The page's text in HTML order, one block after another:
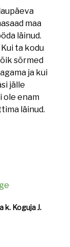
maa
läinud.
ta kodu
sõrmed
ja kui
jälle
ole enam
läinud.
k. Koguja J.